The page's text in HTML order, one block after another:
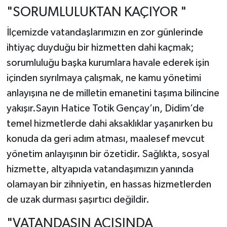
"SORUMLULUKTAN KAÇIYOR "
İlçemizde vatandaşlarımızın en zor günlerinde
ihtiyaç duyduğu bir hizmetten dahi kaçmak;
sorumluluğu başka kurumlara havale ederek işin
içinden sıyrılmaya çalışmak, ne kamu yönetimi
anlayışına ne de milletin emanetini taşıma bilincine
yakışır.Sayın Hatice Totik Gençay’ın, Didim’de
temel hizmetlerde dahi aksaklıklar yaşanırken bu
konuda da geri adım atması, maalesef mevcut
yönetim anlayışının bir özetidir. Sağlıkta, sosyal
hizmette, altyapıda vatandaşımızın yanında
olamayan bir zihniyetin, en hassas hizmetlerden
de uzak durması şaşırtıcı değildir.
"VATANDAŞIN ACISINDA